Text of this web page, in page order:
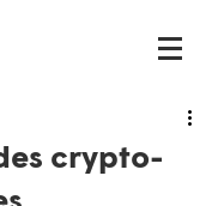
crypto-